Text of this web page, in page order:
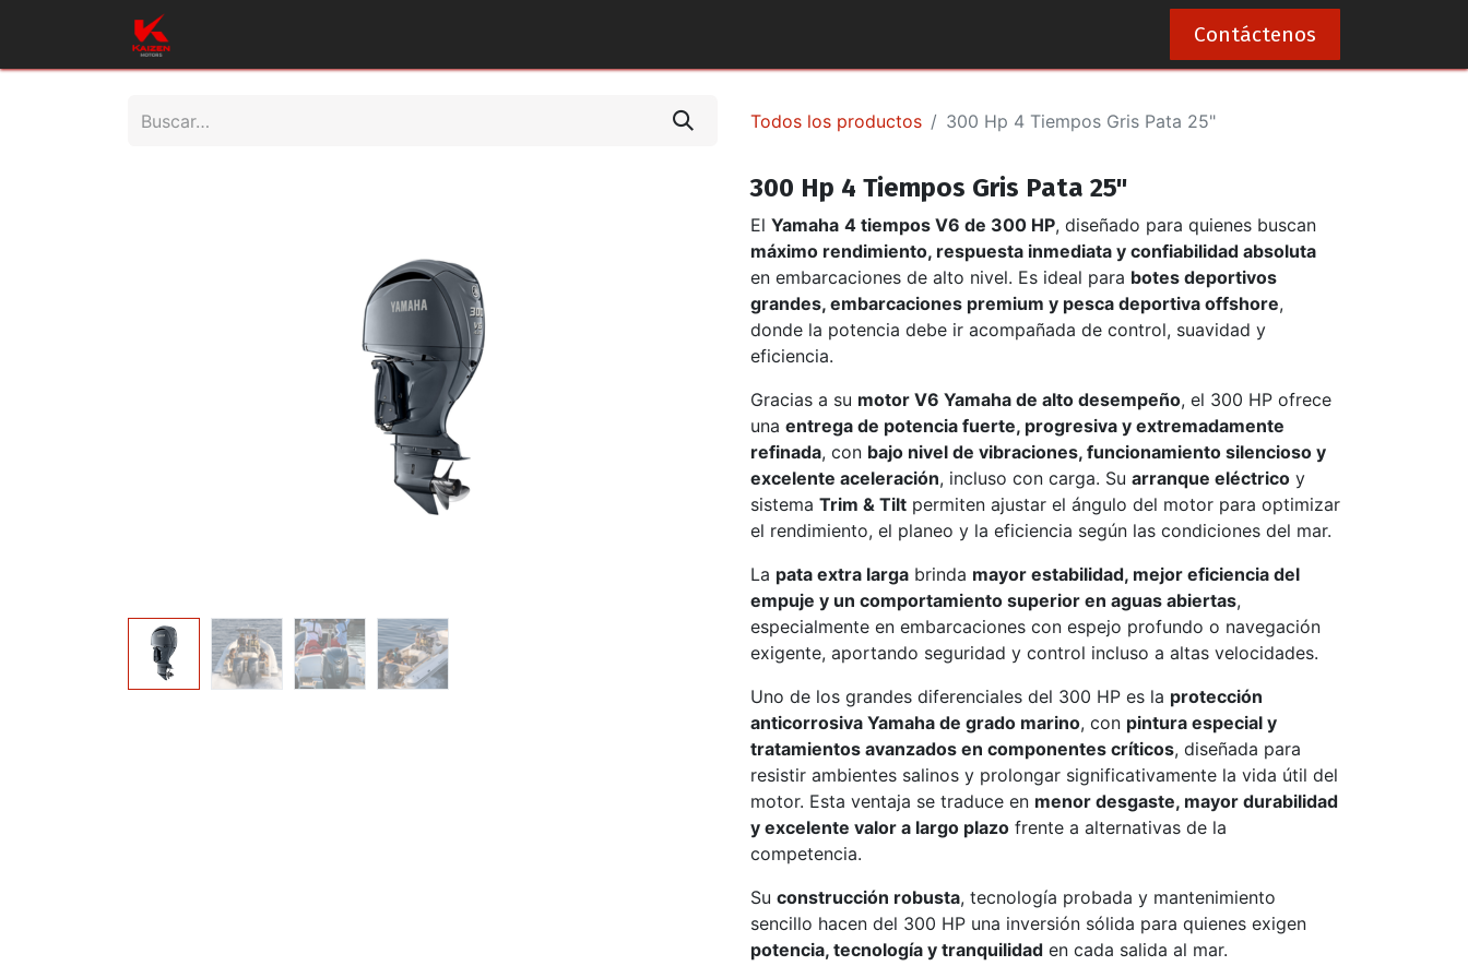
Contáctenos
Todos los productos 300 Hp 4 Tiempos Gris Pata 25"
300 Hp 4 Tiempos Gris Pata 25"
El Yamaha 4 tiempos V6 de 300 HP, diseñado para quienes buscan
máximo rendimiento, respuesta inmediata y confiabilidad absoluta
en embarcaciones de alto nivel. Es ideal para botes deportivos
grandes, embarcaciones premium y pesca deportiva offshore,
donde la potencia debe ir acompañada de control, suavidad y
eficiencia.
Gracias a su motor V6 Yamaha de alto desempeño, el 300 HP ofrece
una entrega de potencia fuerte, progresiva y extremadamente
refinada, con bajo nivel de vibraciones, funcionamiento silencioso y
excelente aceleración, incluso con carga. Su arranque eléctrico y
sistema Trim & Tilt permiten ajustar el ángulo del motor para optimizar
el rendimiento, el planeo y la eficiencia según las condiciones del mar.
La pata extra larga brinda mayor estabilidad, mejor eficiencia del
empuje y un comportamiento superior en aguas abiertas,
especialmente en embarcaciones con espejo profundo o navegación
exigente, aportando seguridad y control incluso a altas velocidades.
Uno de los grandes diferenciales del 300 HP es la protección
anticorrosiva Yamaha de grado marino, con pintura especial y
tratamientos avanzados en componentes críticos, diseñada para
resistir ambientes salinos y prolongar significativamente la vida útil del
motor. Esta ventaja se traduce en menor desgaste, mayor durabilidad
y excelente valor a largo plazo frente a alternativas de la
competencia.
Su construcción robusta, tecnología probada y mantenimiento
sencillo hacen del 300 HP una inversión sólida para quienes exigen
potencia, tecnología y tranquilidad en cada salida al mar.